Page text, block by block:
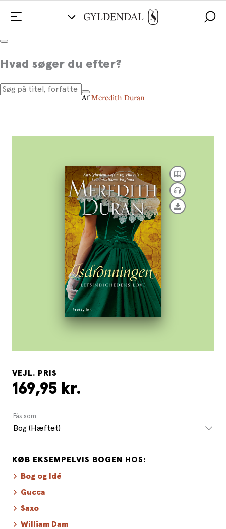
Hvad søger du efter?
Isdronningen
Letsindighedens love 4
AfMeredith Duran
VEJL. PRIS
169,95 kr.
Fås som
Bog (Hæftet)
KØB EKSEMPELVIS BOGEN HOS:
Bog og Idé
Gucca
Saxo
William Dam